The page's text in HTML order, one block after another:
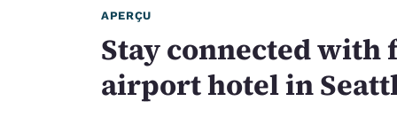
APERÇU
Stay connected with
airport hotel in